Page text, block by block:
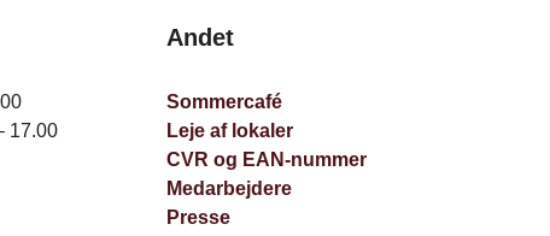
17.00
Andet
Sommercafé
Leje af lokaler
CVR og EAN-nummer
Medarbejdere
Presse